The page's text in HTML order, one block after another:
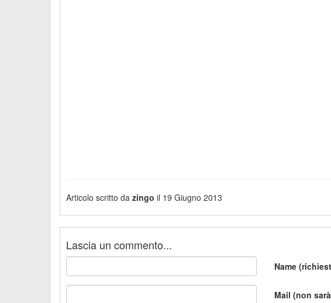
Articolo scritto da zingo il 19 Giugno 2013
Lascia un commento...
Name
Mail (non